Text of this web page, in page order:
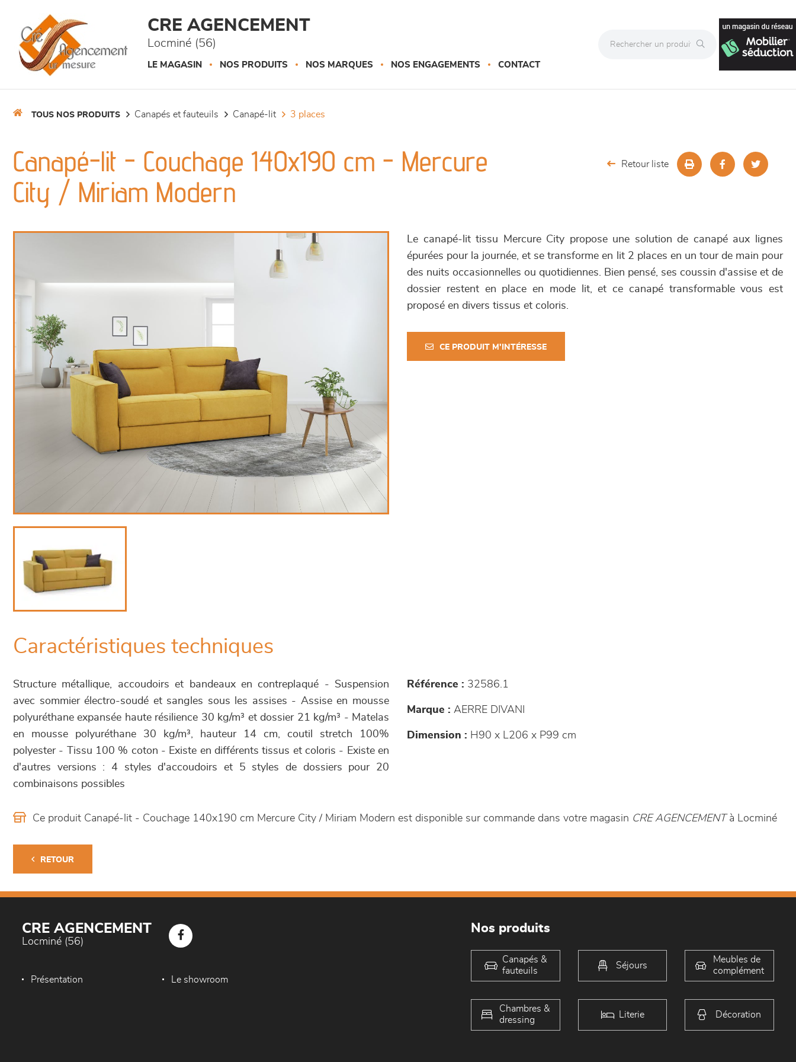
CRE AGENCEMENT
Locminé (56)
LE MAGASIN NOS PRODUITS NOS MARQUES NOS ENGAGEMENTS CONTACT
TOUS NOS PRODUITS canapés et fauteuils canapé-lit 3 places
Canapé-lit - Couchage 140x190 cm - Mercure
City / Miriam Modern
Retour liste
Le canapé-lit tissu Mercure City propose une solution de canapé aux lignes
épurées pour la journée, et se transforme en lit 2 places en un tour de main pour
des nuits occasionnelles ou quotidiennes. Bien pensé, ses coussin d'assise et de
dossier restent en place en mode lit, et ce canapé transformable vous est
proposé en divers tissus et coloris.
CE PRODUIT M'INTÉRESSE
Caractéristiques techniques
Structure métallique, accoudoirs et bandeaux en contreplaqué - Suspension
avec sommier électro-soudé et sangles sous les assises - Assise en mousse
polyuréthane expansée haute résilience 30 kg/m³ et dossier 21 kg/m³ - Matelas
en mousse polyuréthane 30 kg/m³, hauteur 14 cm, coutil stretch 100%
polyester - Tissu 100 % coton - Existe en différents tissus et coloris - Existe en
d'autres versions : 4 styles d'accoudoirs et 5 styles de dossiers pour 20
combinaisons possibles
Référence : 32586.1
Marque : AERRE DIVANI
Dimension : H90 x L206 x P99 cm
Ce produit Canapé-lit - Couchage 140x190 cm Mercure City / Miriam Modern est disponible sur commande dans votre magasin CRE AGENCEMENTà Locminé
RETOUR
CRE AGENCEMENT
Locminé (56)
Présentation Le showroom
Nos produits
Canapés &
fauteuils
Séjours
Meubles de
complément
Chambres &
dressing
Literie Décoration